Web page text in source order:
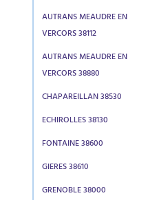
AUTRANS MEAUDRE EN
VERCORS 38112
AUTRANS MEAUDRE EN
VERCORS 38880
CHAPAREILLAN 38530
ECHIROLLES 38130
FONTAINE 38600
GIERES 38610
GRENOBLE 38000